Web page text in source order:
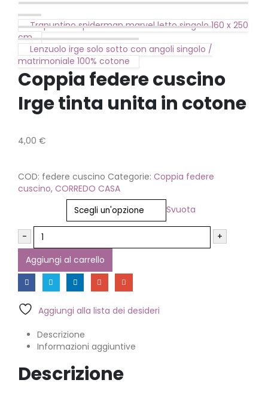
Trapuntino spiderman marvel letto singolo 160 x 250
cm
Lenzuolo irge solo sotto con angoli singolo /
matrimoniale 100% cotone
Coppia federe cuscino
Irge tinta unita in cotone
4,00 €
COD: federe cuscino Categorie: Coppia federe
cuscino, CORREDO CASA
Svuota
-
+
Aggiungi al carrello
Aggiungi alla lista dei desideri
Descrizione
Informazioni aggiuntive
Descrizione